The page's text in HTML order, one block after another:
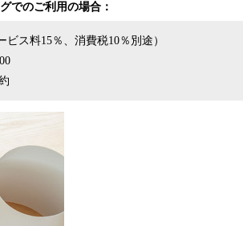
でのご利用の場合：
ス料15％、消費税10％別途）